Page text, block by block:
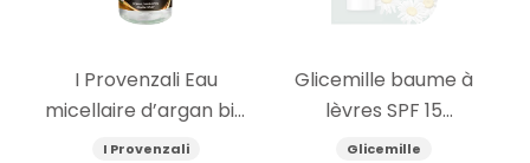
I Provenzali Eau
micellaire d’argan bio
400ml
I Provenzali
Glicemille baume à
lèvres SPF 15
nourrissant 5.5g
Glicemille